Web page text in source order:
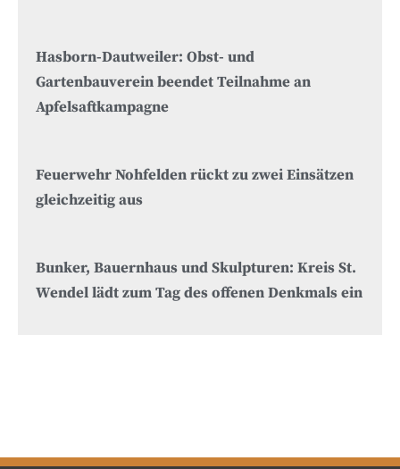
Hasborn-Dautweiler: Obst- und
Gartenbauverein beendet Teilnahme an
Apfelsaftkampagne
Feuerwehr Nohfelden rückt zu zwei Einsätzen
gleichzeitig aus
Bunker, Bauernhaus und Skulpturen: Kreis St.
Wendel lädt zum Tag des offenen Denkmals ein